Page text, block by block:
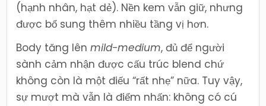
(hạnh nhân, hạt dẻ). Nền kem vẫn giữ, nhưng
được bổ sung thêm nhiều tầng vị hơn.
Body tăng lênmild-medium, đủ để người
sành cảm nhận được cấu trúc blend chứ
không còn là một điếu “rất nhẹ” nữa. Tuy vậy,
sự mượt mà vẫn là điểm nhấn: không có cú